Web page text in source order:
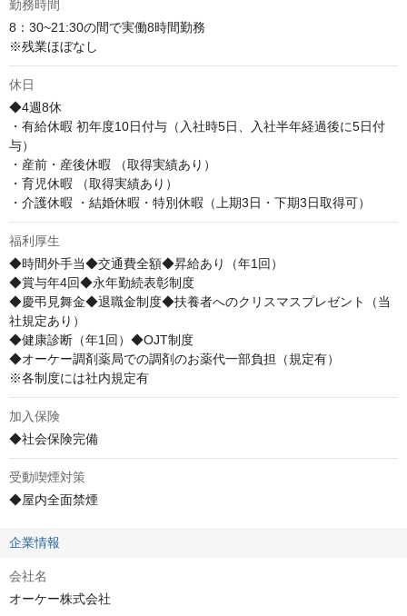
勤務時間
8：30~21:30の間で実働8時間勤務
※残業ほぼなし
休日
◆4週8休
・有給休暇 初年度10日付与（入社時5日、入社半年経過後に5日付
与）
・産前・産後休暇 （取得実績あり）
・育児休暇 （取得実績あり）
・介護休暇 ・結婚休暇・特別休暇（上期3日・下期3日取得可）
福利厚生
◆時間外手当◆交通費全額◆昇給あり（年1回）
◆賞与年4回◆永年勤続表彰制度
◆慶弔見舞金◆退職金制度◆扶養者へのクリスマスプレゼント（当
社規定あり）
◆健康診断（年1回）◆OJT制度
◆オーケー調剤薬局での調剤のお薬代一部負担（規定有）
※各制度には社内規定有
加入保険
◆社会保険完備
受動喫煙対策
◆屋内全面禁煙
企業情報
会社名
オーケー株式会社